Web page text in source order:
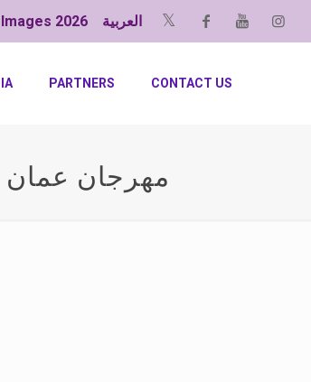
Images 2026 العربية
PARTNERS CONTACT US
مهرجان عمان